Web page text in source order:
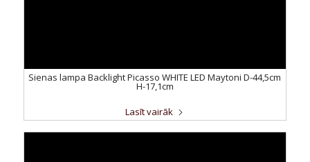
Sienas lampa Backlight Picasso WHITE LED Maytoni D-44,5cm
H-17,1cm
Lasīt vairāk